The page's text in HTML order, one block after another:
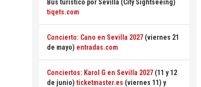
Bus turístico por Sevilla (City Sightseeing)
tiqets.com
Concierto: Cano en Sevilla 2027 (viernes 21
de mayo) entradas.com
Conciertos: Karol G en Sevilla 2027 (11 y 12
de junio) ticketmaster.es (viernes 11) y